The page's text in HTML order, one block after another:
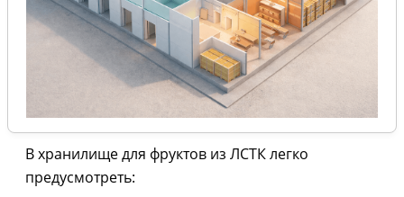
В хранилище для фруктов из ЛСТК легко
предусмотреть: